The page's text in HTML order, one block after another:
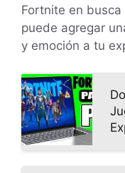
Fortnite en
puede agregar
y emoción a tu